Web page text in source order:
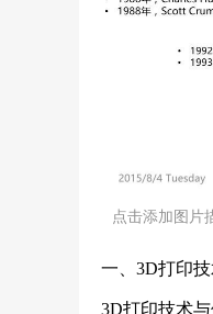
点击添加图片
一、3D打印
3D打印技术